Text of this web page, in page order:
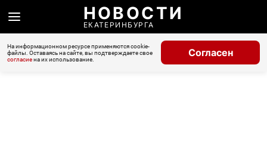
НОВОСТИ
ЕКАТЕРИНБУРГА
На информационном ресурсе применяются cookie-
файлы. Оставаясь на сайте, вы подтверждаете свое
согласиена их использование.
Согласен